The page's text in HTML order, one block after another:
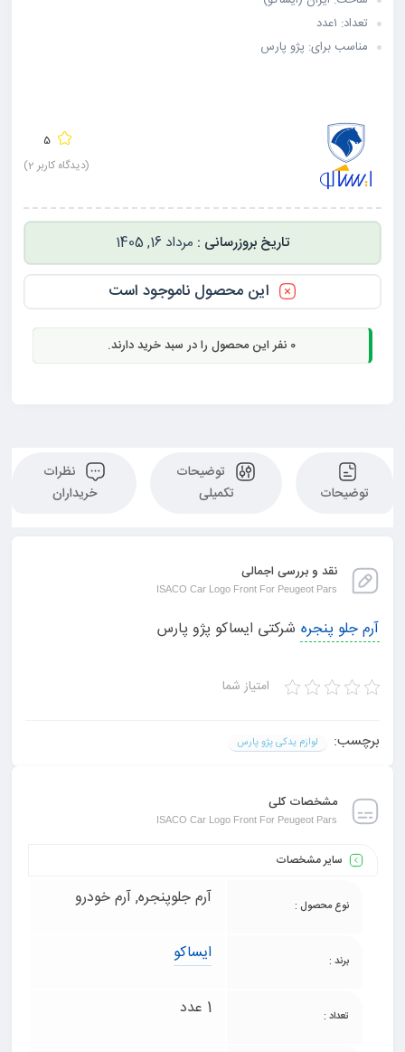
تعداد: ۱عدد
مناسب برای: پژو پارس
5
(دیدگاه کاربر 2
)
مرداد 16, 1405
این محصول ناموجود است
0 نفر این محصول را در سبد خرید دارند.
توضیحات
توضیحات
تکمیلی
نظرات
خریداران
نقد و بررسی اجمالی
ISACO Car Logo Front For Peugeot Pars
آرم جلو پنجره شرکتی ایساکو پژو پارس
امتیاز شما
برچسب: لوازم یدکی پژو پارس
مشخصات کلی
ISACO Car Logo Front For Peugeot Pars
سایر مشخصات
نوع محصول : آرم جلوپنجره, آرم خودرو
برند : ایساکو
تعداد : 1 عدد